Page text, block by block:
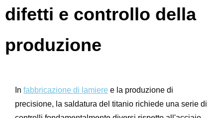
difetti e controllo della
produzione
In fabbricazione di lamiere e la produzione di
precisione, la saldatura del titanio richiede una serie di